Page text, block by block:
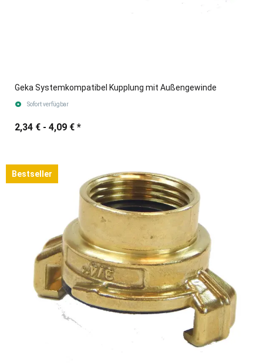
Geka Systemkompatibel Kupplung mit Außengewinde
Sofort verfügbar
2,34 € - 4,09 € *
Bestseller